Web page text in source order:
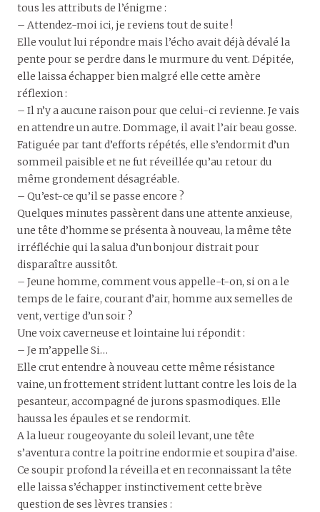
tous les attributs de l’énigme :
– Attendez-moi ici, je reviens tout de suite !
Elle voulut lui répondre mais l’écho avait déjà dévalé la
pente pour se perdre dans le murmure du vent. Dépitée,
elle laissa échapper bien malgré elle cette amère
réflexion :
– Il n’y a aucune raison pour que celui-ci revienne. Je vais
en attendre un autre. Dommage, il avait l’air beau gosse.
Fatiguée par tant d’efforts répétés, elle s’endormit d’un
sommeil paisible et ne fut réveillée qu’au retour du
même grondement désagréable.
– Qu’est-ce qu’il se passe encore ?
Quelques minutes passèrent dans une attente anxieuse,
une tête d’homme se présenta à nouveau, la même tête
irréfléchie qui la salua d’un bonjour distrait pour
disparaître aussitôt.
– Jeune homme, comment vous appelle-t-on, si on a le
temps de le faire, courant d’air, homme aux semelles de
vent, vertige d’un soir ?
Une voix caverneuse et lointaine lui répondit :
– Je m’appelle Si…
Elle crut entendre à nouveau cette même résistance
vaine, un frottement strident luttant contre les lois de la
pesanteur, accompagné de jurons spasmodiques. Elle
haussa les épaules et se rendormit.
A la lueur rougeoyante du soleil levant, une tête
s’aventura contre la poitrine endormie et soupira d’aise.
Ce soupir profond la réveilla et en reconnaissant la tête
elle laissa s’échapper instinctivement cette brève
question de ses lèvres transies :